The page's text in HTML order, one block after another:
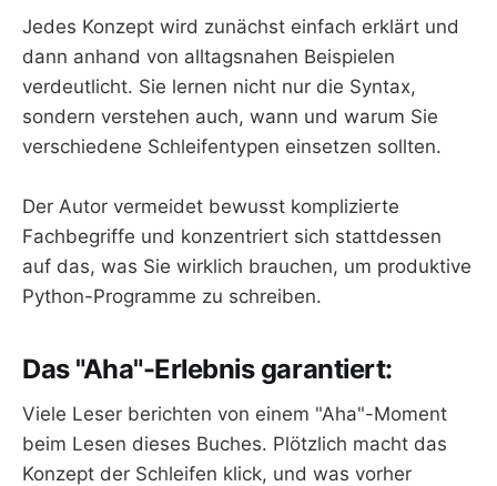
Jedes Konzept wird zunächst einfach erklärt und
dann anhand von alltagsnahen Beispielen
verdeutlicht. Sie lernen nicht nur die Syntax,
sondern verstehen auch, wann und warum Sie
verschiedene Schleifentypen einsetzen sollten.
Der Autor vermeidet bewusst komplizierte
Fachbegriffe und konzentriert sich stattdessen
auf das, was Sie wirklich brauchen, um produktive
Python-Programme zu schreiben.
Das "Aha"-Erlebnis garantiert:
Viele Leser berichten von einem "Aha"-Moment
beim Lesen dieses Buches. Plötzlich macht das
Konzept der Schleifen klick, und was vorher